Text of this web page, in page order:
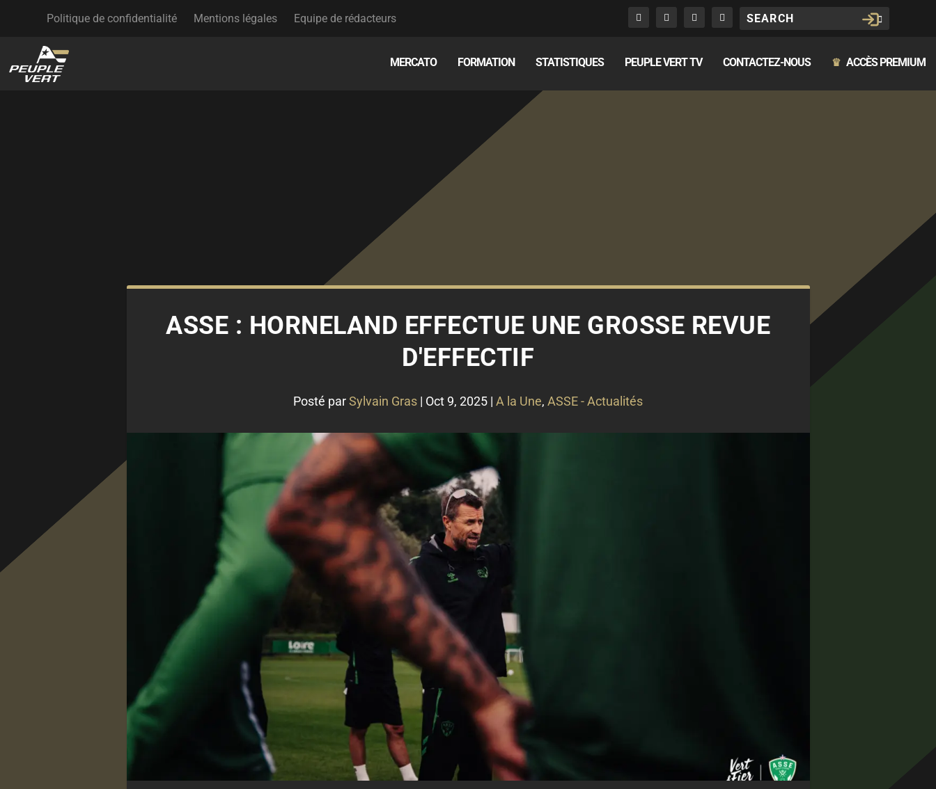
Politique de confidentialité Mentions légales Equipe de rédacteurs
MERCATO FORMATION STATISTIQUES PEUPLE VERT TV CONTACTEZ-NOUS ♛ ACCÈS PREMIUM
ASSE : HORNELAND EFFECTUE UNE GROSSE REVUE
D'EFFECTIF
Posté parSylvain Gras | Oct 9, 2025 | A la Une, ASSE - Actualités